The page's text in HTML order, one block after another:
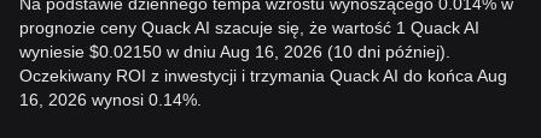
prognozie ceny Quack AI szacuje się, że wartość 1 Quack AI
wyniesie $0.02150 w dniu Aug 16, 2026 (10 dni później).
Oczekiwany ROI z inwestycji i trzymania Quack AI do końca Aug
16, 2026 wynosi 0.14%.